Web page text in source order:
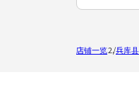
店铺一览 兵库县